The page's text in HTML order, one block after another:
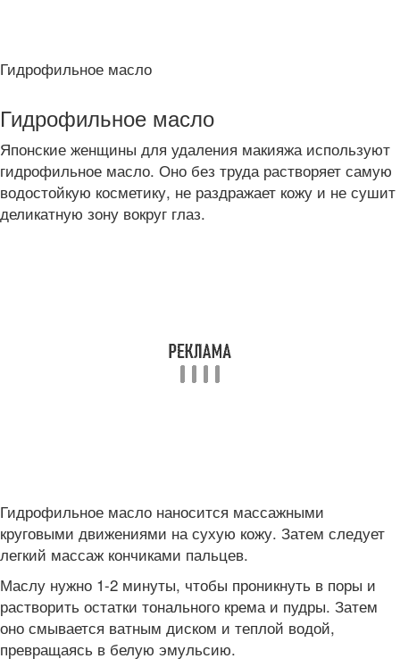
Гидрофильное масло
Гидрофильное масло
Японские женщины для удаления макияжа используют
гидрофильное масло. Оно без труда растворяет самую
водостойкую косметику, не раздражает кожу и не сушит
деликатную зону вокруг глаз.
Гидрофильное масло наносится массажными
круговыми движениями на сухую кожу. Затем следует
легкий массаж кончиками пальцев.
Маслу нужно 1-2 минуты, чтобы проникнуть в поры и
растворить остатки тонального крема и пудры. Затем
оно смывается ватным диском и теплой водой,
превращаясь в белую эмульсию.